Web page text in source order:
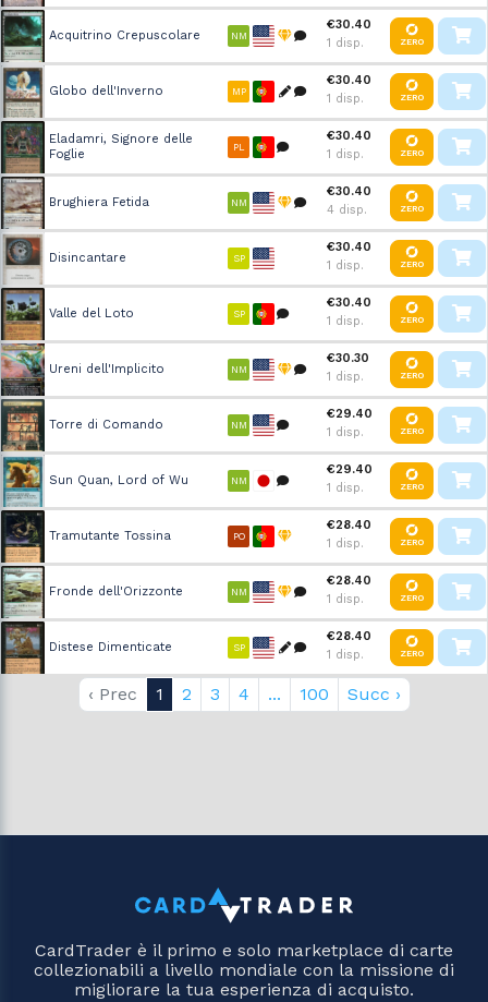
Acquitrino Crepuscolare NM
€30.40
1 disp.
ZERO
Globo dell'Inverno MP
€30.40
1 disp.
ZERO
Eladamri, Signore delle
Foglie
PL
€30.40
1 disp.
ZERO
Brughiera Fetida NM
€30.40
4 disp.
ZERO
Disincantare SP
€30.40
1 disp.
ZERO
Valle del Loto SP
€30.40
1 disp.
ZERO
Ureni dell'Implicito NM
€30.30
1 disp.
ZERO
Torre di Comando NM
€29.40
1 disp.
ZERO
Sun Quan, Lord of Wu NM
€29.40
1 disp.
ZERO
Tramutante Tossina PO
€28.40
1 disp.
ZERO
Fronde dell'Orizzonte NM
€28.40
1 disp.
ZERO
Distese Dimenticate SP
€28.40
1 disp.
ZERO
‹ Prec 1 2 3 4 ... 100 Succ ›
CardTrader è il primo e solo marketplace di carte
collezionabili a livello mondiale con la missione di
migliorare la tua esperienza di acquisto.